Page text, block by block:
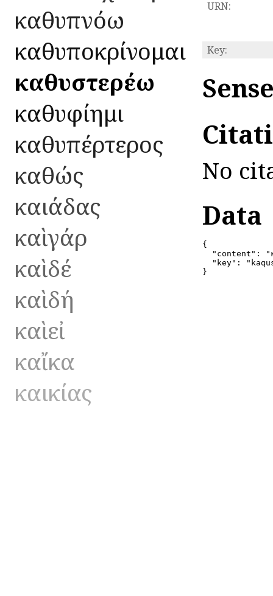
καθυπνόω
καθυποκρίνομαι
καθυστερέω
καθυφίημι
καθυπέρτερος
καθώς
καιάδας
καὶ γάρ
καὶ δέ
καὶ δή
καὶ εἰ
καἴκα
καικίας
URN:
Key:
No
Data
{
"content":
"key":
}